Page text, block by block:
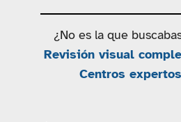
¿No es la que
Revisión visual
Centros expertos